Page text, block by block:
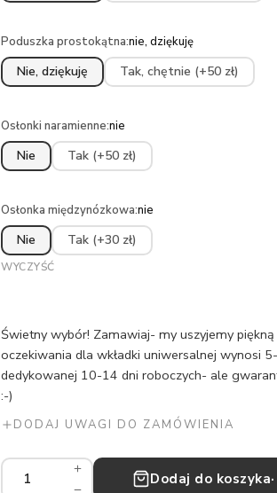
Poduszka prostokątna:nie, dziękuję
Nie, dziękuję Tak, chętnie (+50 zł)
Osłonki naramienne:nie
Nie Tak (+50 zł)
Osłonka międzynózkowa:nie
Nie Tak (+30 zł)
WYCZYŚĆ
Świetny wybór! Zamawiaj- my uszyjemy piękną
oczekiwania dla wkładki uniwersalnej wynosi
dedykowanej 10-14 dni roboczych- ale
:-)
DODAJ UWAGI DO ZAMÓWIENIA
Wkładka
Dodaj do koszyka